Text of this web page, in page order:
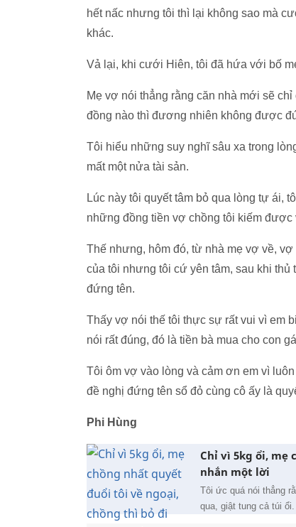
hết nấc nhưng tôi thì lại không sao mà
khác.
Vả lại, khi cưới Hiên, tôi đã hứa với bố
Mẹ vợ nói thẳng rằng căn nhà mới sẽ
đồng nào thì đương nhiên không được
Tôi hiểu những suy nghĩ sâu xa trong
mất một nửa tài sản.
Lúc này tôi quyết tâm bỏ qua lòng tự ái,
những đồng tiền vợ chồng tôi kiếm được
Thế nhưng, hôm đó, từ nhà mẹ vợ về,
của tôi nhưng tôi cứ yên tâm, sau khi thủ
đứng tên.
Thấy vợ nói thế tôi thực sự rất vui vì em
nói rất đúng, đó là tiền bà mua cho con
Tôi ôm vợ vào lòng và cảm ơn em vì
đề nghị đứng tên sổ đỏ cùng cô ấy là
Phi Hùng
Chỉ vì 5kg ổi, mẹ
nhắn một lời
Tôi ức quá nói thẳng
qua, giật tung cả túi ổi.